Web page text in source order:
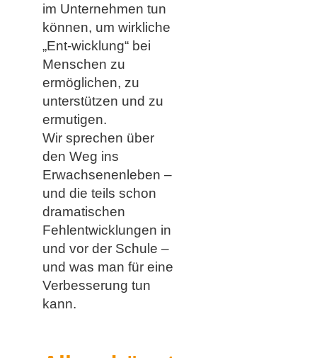
im Unternehmen tun
können, um wirkliche
„Ent-wicklung“ bei
Menschen zu
ermöglichen, zu
unterstützen und zu
ermutigen.
Wir sprechen über
den Weg ins
Erwachsenenleben –
und die teils schon
dramatischen
Fehlentwicklungen in
und vor der Schule –
und was man für eine
Verbesserung tun
kann.